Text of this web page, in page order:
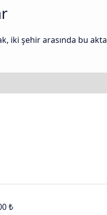
iki şehir arasında bu
₺